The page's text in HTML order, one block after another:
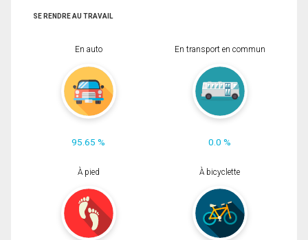
SE RENDRE AU TRAVAIL
En auto
95.65 %
En transport en commun
0.0 %
À pied À bicyclette